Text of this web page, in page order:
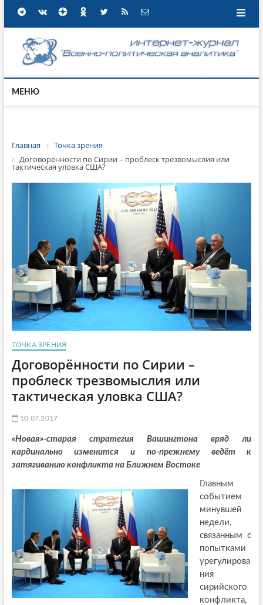
МЕНЮ
Главная
Точка зрения
Договорённости по Сирии – проблеск трезвомыслия или
тактическая уловка США?
ТОЧКА ЗРЕНИЯ
Договорённости по Сирии –
проблеск трезвомыслия или
тактическая уловка США?
10.07.2017
«Новая»-старая стратегия Вашингтона вряд ли
кардинально изменится и по-прежнему ведёт к
затягиванию конфликта на Ближнем Востоке
Главным
событием
минувшей
недели,
связанным с
попытками
урегулирова
ния
сирийского
конфликта,